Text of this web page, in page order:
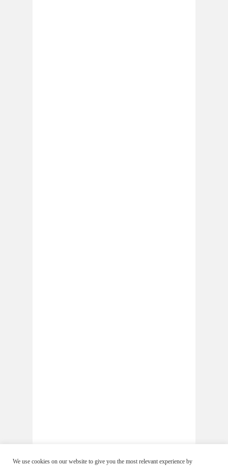
We use cookies on our website to give you the most relevant experience by